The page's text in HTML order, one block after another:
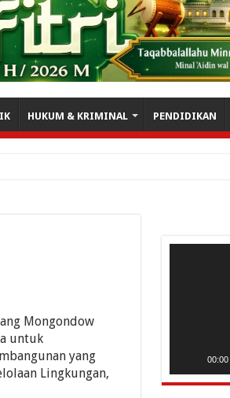
HUKUM & KRIMINAL PENDIDIKAN
Mongondow
untuk
yang
Lingkungan,
00:00